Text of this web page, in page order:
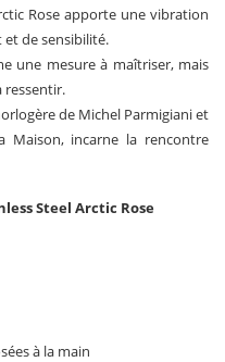
Rose apporte une vibration
de sensibilité.
une mesure à maîtriser, mais
ressentir.
de Michel Parmigiani et
Maison, incarne la rencontre
Steel Arctic Rose
à la main